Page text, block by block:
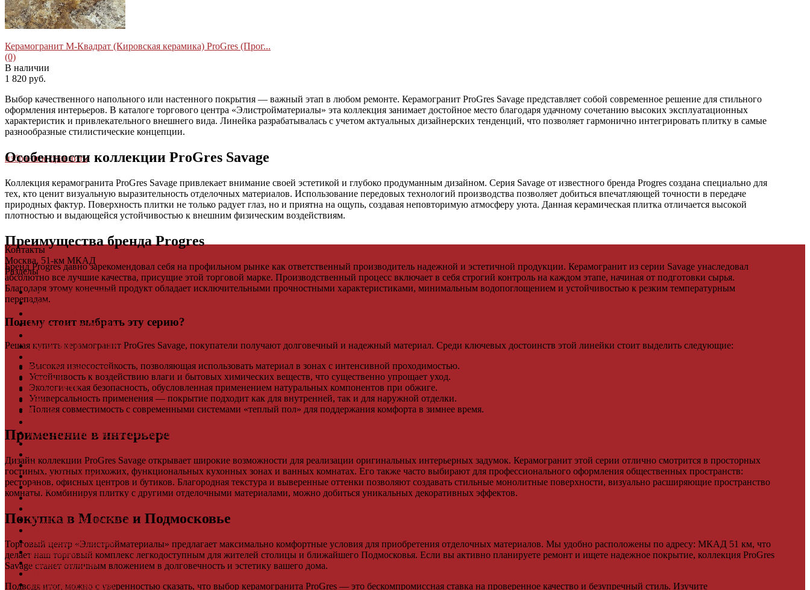
избранное сравнить
Керамогранит М-Квадрат (Кировская керамика) ProGres (Прог...
(0)
В наличии
1 820 руб.
Выбор качественного напольного или настенного покрытия — важный этап в любом ремонте. Керамогранит ProGres Savage представляет собой современное решение для стильного
оформления интерьеров. В каталоге торгового центра «Элистройматериалы» эта коллекция занимает достойное место благодаря удачному сочетанию высоких эксплуатационных
характеристик и привлекательного внешнего вида. Линейка разрабатывалась с учетом актуальных дизайнерских тенденций, что позволяет гармонично интегрировать плитку в самые
разнообразные стилистические концепции.
Особенности коллекции ProGres Savage
Коллекция керамогранита ProGres Savage привлекает внимание своей эстетикой и глубоко продуманным дизайном. Серия Savage от известного бренда Progres создана специально для
тех, кто ценит визуальную выразительность отделочных материалов. Использование передовых технологий производства позволяет добиться впечатляющей точности в передаче
природных фактур. Поверхность плитки не только радует глаз, но и приятна на ощупь, создавая неповторимую атмосферу уюта. Данная керамическая плитка отличается высокой
плотностью и выдающейся устойчивостью к внешним физическим воздействиям.
Преимущества бренда Progres
Бренд Progres давно зарекомендовал себя на профильном рынке как ответственный производитель надежной и эстетичной продукции. Керамогранит из серии Savage унаследовал
абсолютно все лучшие качества, присущие этой торговой марке. Производственный процесс включает в себя строгий контроль на каждом этапе, начиная от подготовки сырья.
Благодаря этому конечный продукт обладает исключительными прочностными характеристиками, минимальным водопоглощением и устойчивостью к резким температурным
перепадам.
Почему стоит выбрать эту серию?
Решая купить керамогранит ProGres Savage, покупатели получают долговечный и надежный материал. Среди ключевых достоинств этой линейки стоит выделить следующие:
Высокая износостойкость, позволяющая использовать материал в зонах с интенсивной проходимостью.
Устойчивость к воздействию влаги и бытовых химических веществ, что существенно упрощает уход.
Экологическая безопасность, обусловленная применением натуральных компонентов при обжиге.
Универсальность применения — покрытие подходит как для внутренней, так и для наружной отделки.
Полная совместимость с современными системами «теплый пол» для поддержания комфорта в зимнее время.
Применение в интерьере
Дизайн коллекции ProGres Savage открывает широкие возможности для реализации оригинальных интерьерных задумок. Керамогранит этой серии отлично смотрится в просторных
гостиных, уютных прихожих, функциональных кухонных зонах и ванных комнатах. Его также часто выбирают для профессионального оформления общественных пространств:
ресторанов, офисных центров и бутиков. Благородная текстура и выверенные оттенки позволяют создавать стильные монолитные поверхности, визуально расширяющие пространство
комнаты. Комбинируя плитку с другими отделочными материалами, можно добиться уникальных декоративных эффектов.
Покупка в Москве и Подмосковье
Торговый центр «Элистройматериалы» предлагает максимально комфортные условия для приобретения отделочных материалов. Мы удобно расположены по адресу: МКАД 51 км, что
делает наш торговый комплекс легкодоступным для жителей столицы и ближайшего Подмосковья. Если вы активно планируете ремонт и ищете надежное покрытие, коллекция ProGres
Savage станет отличным вложением в долговечность и эстетику вашего дома.
Подводя итог, можно с уверенностью сказать, что выбор керамогранита ProGres — это бескомпромиссная ставка на проверенное качество и безупречный стиль. Изучите
Контакты
Москва, 51-км МКАД
Разделы
Керамическая плитка
Свет
Мебельная фурнитура
Террасная доска ДПК
Водосточная система
Ламинат
Грядки ДПК
Двери
Ковры
Клей для паркета и массивной доски
Регулируемые опоры
Ступени из ДПК
Фасадная плитка
Фасадные термопанели
Подложка для ламината
Подложка из пробки
Пробковый пол
Паркетная доска
Виниловый ламинат